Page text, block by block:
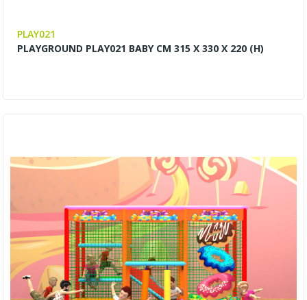
PLAY021
PLAYGROUND PLAY021 BABY CM 315 X 330 X 220 (H)